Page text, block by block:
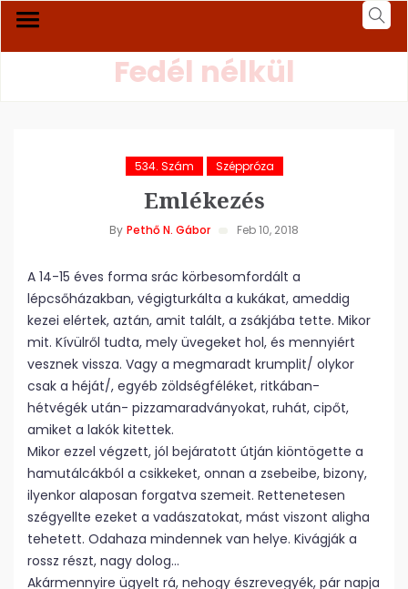
Fedél nélkül
534. Szám Széppróza
Emlékezés
By Pethő N. Gábor Feb 10, 2018
A 14-15 éves forma srác körbesomfordált a
lépcsőházakban, végigturkálta a kukákat, ameddig
kezei elértek, aztán, amit talált, a zsákjába tette. Mikor
mit. Kívülről tudta, mely üvegeket hol, és mennyiért
vesznek vissza. Vagy a megmaradt krumplit/ olykor
csak a héját/, egyéb zöldségféléket, ritkában-
hétvégék után- pizzamaradványokat, ruhát, cipőt,
amiket a lakók kitettek.
Mikor ezzel végzett, jól bejáratott útján kiöntögette a
hamutálcákból a csikkeket, onnan a zsebeibe, bizony,
ilyenkor alaposan forgatva szemeit. Rettenetesen
szégyellte ezeket a vadászatokat, mást viszont aligha
tehetett. Odahaza mindennek van helye. Kivágják a
rossz részt, nagy dolog…
Akármennyire ügyelt rá, nehogy észrevegyék, pár napja